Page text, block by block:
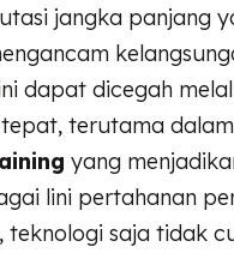
jangka panjang
dapat dicegah
terutama dalam
yang
lini pertahanan
teknologi saja tidak